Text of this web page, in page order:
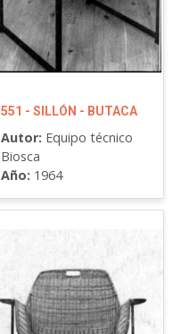
551 - SILLÓN - BUTACA
Autor: Equipo técnico
Biosca
Año: 1964